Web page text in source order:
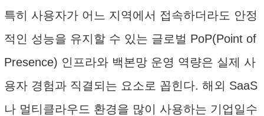
특히 사용자가 어느 지역에서 접속하더라도 안정
적인 성능을 유지할 수 있는 글로벌 PoP(Point of
Presence) 인프라와 백본망 운영 역량은 실제 사
용자 경험과 직결되는 요소로 꼽힌다. 해외 SaaS
나 멀티클라우드 환경을 많이 사용하는 기업일수